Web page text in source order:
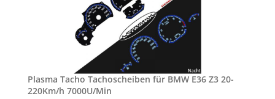
Plas­ma Tacho Ta­cho­schei­ben für BMW E36 Z3 20-​
220Km/h 7000U/Min